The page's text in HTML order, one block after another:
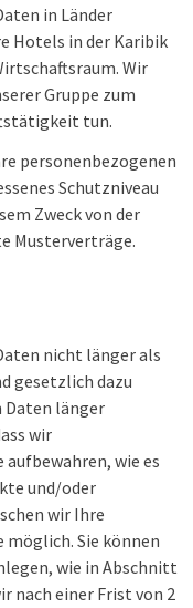
in Länder
Hotels in der Karibik
Wir
Gruppe zum
tun.
personenbezogenen
Schutzniveau
Zweck von der
Musterverträge.
nicht länger als
gesetzlich dazu
länger
wir
wie es
und/oder
wir Ihre
möglich. Sie können
wie in Abschnitt
nach einer Frist von 2